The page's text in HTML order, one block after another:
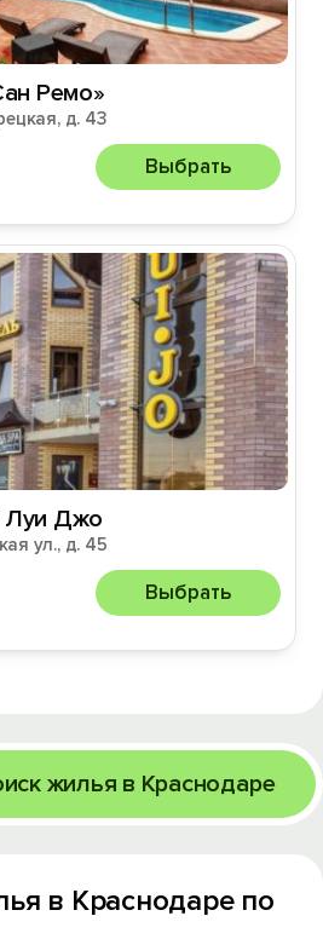
Ремо»
д. 43
Выбрать
Луи Джо
ул., д. 45
Выбрать
жилья в Краснодаре
в Краснодаре по